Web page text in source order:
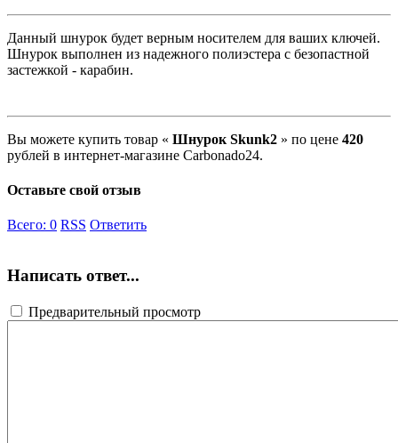
Данный шнурок будет верным носителем для ваших ключей.
Шнурок выполнен из надежного полиэстера с безопастной
застежкой - карабин.
Вы можете купить товар « Шнурок Skunk2 » по цене 420
рублей в интернет-магазине Carbonado24.
Оставьте свой отзыв
Всего: 0 RSS Ответить
Написать ответ...
Предварительный просмотр